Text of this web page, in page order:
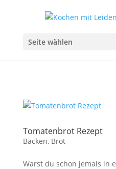
Seite wählen
Tomatenbrot Rezept
Backen, Brot
Warst du schon jemals in